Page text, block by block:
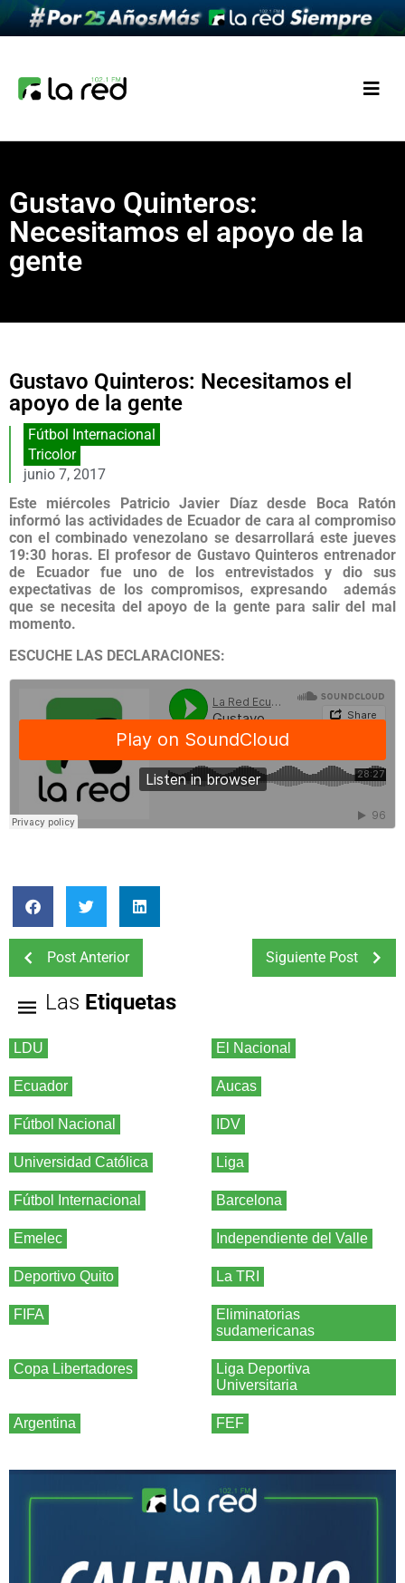
Gustavo Quinteros:
Necesitamos el apoyo de la
gente
Gustavo Quinteros: Necesitamos el
apoyo de la gente
Fútbol Internacional
Tricolor
junio 7, 2017
Este miércoles Patricio Javier Díaz desde Boca Ratón
informó las actividades de Ecuador de cara al compromiso
con el combinado venezolano se desarrollará este jueves
19:30 horas. El profesor de Gustavo Quinteros entrenador
de Ecuador fue uno de los entrevistados y dio sus
expectativas de los compromisos, expresando además
que se necesita del apoyo de la gente para salir del mal
momento.
ESCUCHE LAS DECLARACIONES:
Post Anterior Siguiente Post
Las Etiquetas
LDU El Nacional
Ecuador Aucas
Fútbol Nacional IDV
Universidad Católica Liga
Fútbol Internacional Barcelona
Emelec Independiente del Valle
Deportivo Quito La TRI
FIFA
Eliminatorias
sudamericanas
Copa Libertadores
Liga Deportiva
Universitaria
Argentina FEF